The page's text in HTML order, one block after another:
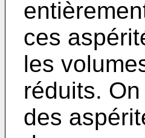
ces
les
réduits.
des